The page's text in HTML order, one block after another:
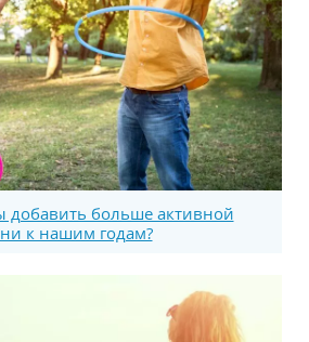
больше активной
к нашим годам?